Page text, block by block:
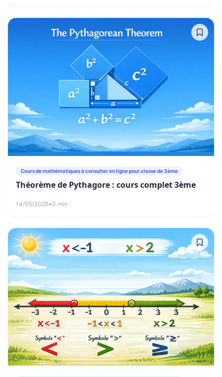
Cours de mathématiques à consulter en ligne pour classe de 3ème
Théorème de Pythagore : cours complet 3ème
14/05/2026•0 min